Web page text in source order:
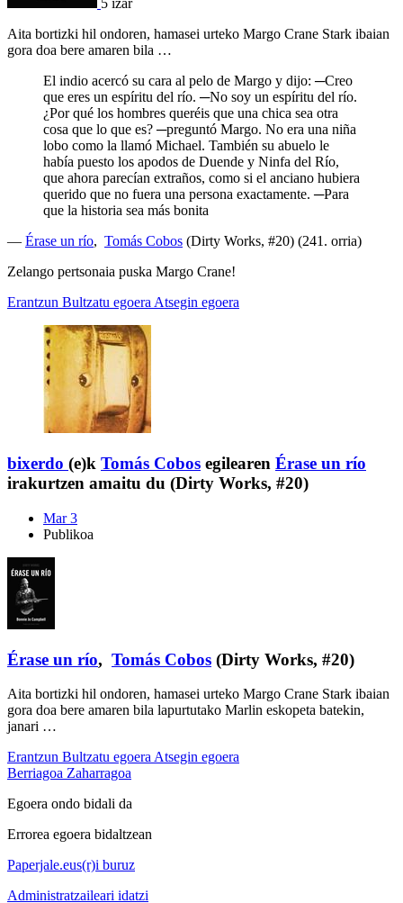
5 izar
Aita bortizki hil ondoren, hamasei urteko Margo Crane Stark ibaian
gora doa bere amaren bila …
El indio acercó su cara al pelo de Margo y dijo: ─Creo
que eres un espíritu del río. ─No soy un espíritu del río.
¿Por qué los hombres queréis que una chica sea otra
cosa que lo que es? ─preguntó Margo. No era una niña
lobo como la llamó Michael. También su abuelo le
había puesto los apodos de Duende y Ninfa del Río,
que ahora parecían extraños, como si el anciano hubiera
querido que no fuera una persona exactamente. ─Para
que la historia sea más bonita
— Érase un río, Tomás Cobos (Dirty Works, #20) (241. orria)
Zelango pertsonaia puska Margo Crane!
Erantzun Bultzatu egoeraAtsegin egoera
bixerdo (e)k Tomás Cobos egilearen Érase un río
irakurtzen amaitu du (Dirty Works, #20)
Mar 3
Publikoa
Érase un río, Tomás Cobos (Dirty Works, #20)
Aita bortizki hil ondoren, hamasei urteko Margo Crane Stark ibaian
gora doa bere amaren bila lapurtutako Marlin eskopeta batekin,
janari …
Erantzun Bultzatu egoera Atsegin egoera
Berriagoa Zaharragoa
Egoera ondo bidali da
Errorea egoera bidaltzean
Paperjale.eus(r)i buruz
Administratzaileari idatzi